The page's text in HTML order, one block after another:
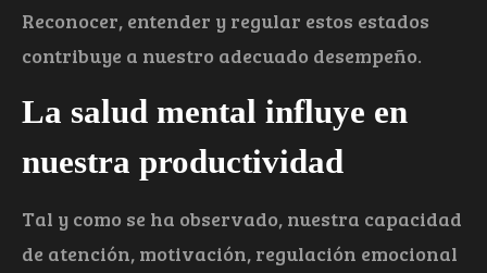
Reconocer, entender y regular estos estados
contribuye a nuestro adecuado desempeño.
La salud mental influye en
nuestra productividad
Tal y como se ha observado, nuestra capacidad
de atención, motivación, regulación emocional